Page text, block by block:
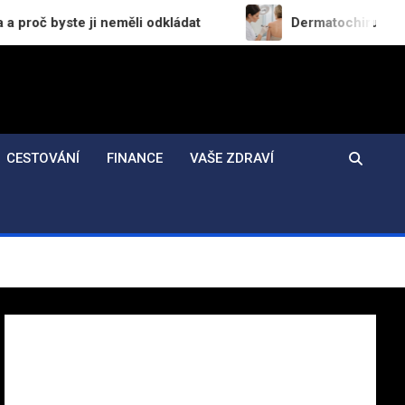
odkládat Dermatochirurgie v praxi: Jak
CESTOVÁNÍ FINANCE VAŠE ZDRAVÍ